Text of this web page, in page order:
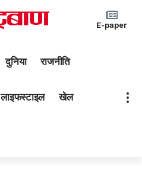
E-paper
दुनिया राजनीति
लाइफस्टाइल खेल